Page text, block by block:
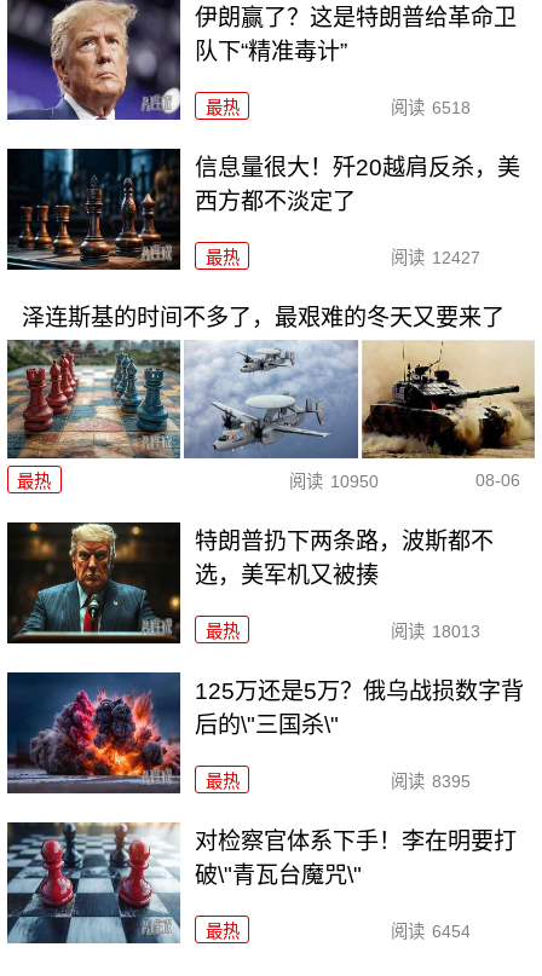
伊朗赢了？这是特朗普给革命卫
队下“精准毒计”
最热 阅读 6518
信息量很大！歼20越肩反杀，美
西方都不淡定了
最热 阅读 12427
泽连斯基的时间不多了，最艰难的冬天又要来了
最热 阅读 10950 08-06
特朗普扔下两条路，波斯都不
选，美军机又被揍
最热 阅读 18013
125万还是5万？俄乌战损数字背
后的\"三国杀\"
最热 阅读 8395
对检察官体系下手！李在明要打
破\"青瓦台魔咒\"
最热 阅读 6454